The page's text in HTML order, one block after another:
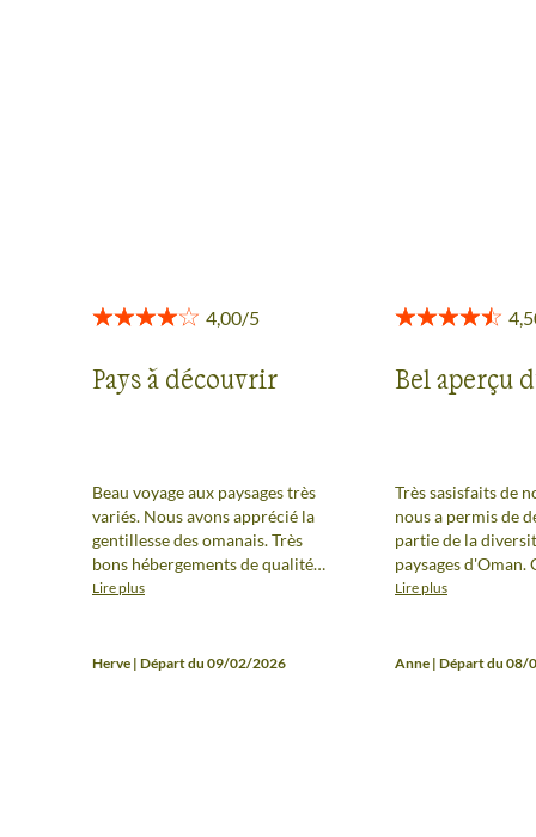
Pays à découvrir
Beau voyage aux paysages très
variés. Nous avons apprécié la
gentillesse des omanais. Très
bons hébergements de qualité
dont celui avec vision 360° dans
notre guide.
Lire plus
Herve | Départ du 09/02/2026
Bel aperçu
Très sasisfaits de
nous a permis de
partie de la
paysages d'Oman.
donne envie de
organisé
Lire plus
Anne | Départ du 08/